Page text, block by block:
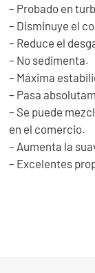
– Probado en
– Disminuye el
– Reduce el
– No sedimenta.
– Máxima
– Pasa
– Se puede
en el comercio.
– Aumenta la
– Excelentes